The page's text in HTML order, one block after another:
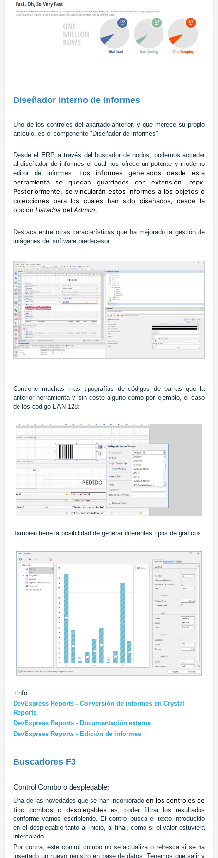
Diseñador interno de informes
Uno de los controles del apartado anterior, y que merece su propio
artículo, es el componente "Diseñador de informes"
Desde el ERP, a través del buscador de nodos, podemos acceder
al diseñador de informes el cual nos ofrece un potente y moderno
editor de informes. Los informes generados desde esta
herramienta se quedan guardados con extensión .repx.
Posteriormente, se vincularán estos informes a los objetos o
colecciones para los cuales han sido diseñados, desde la
opción Listados del Admon.
Destaca entre otras características que ha mejorado la gestión de
imágenes del software predecesor.
Contiene muchas mas tipografías de códigos de barras que la
anterior herramienta y sin coste alguno como por ejemplo, el caso
de los código EAN 128:
También tiene la posibilidad de generar diferentes tipos de gráficos:
+info:
DevExpress Reports - Conversión de informes en Crystal
Reports
DevExpress Reports - Documentación externa
DevExpress Reports - Edición de informes
Buscadores F3
Control Combo o desplegable:
Una de las novedades que se han incorporado en los controles de
tipo combos o desplegables es, poder filtrar los resultados
conforme vamos escribiendo. El control busca el texto introducido
en el desplegable tanto al inicio, al final, como si el valor estuviera
intercalado.
Por contra, este control combo no se actualiza o refresca si se ha
insertado un nuevo registro en base de datos. Tenemos que salir y